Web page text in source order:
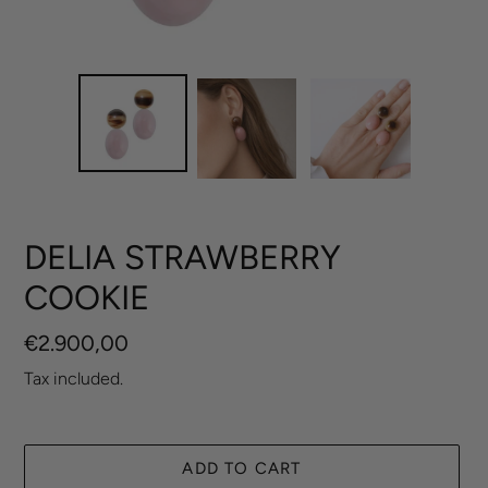
DELIA STRAWBERRY
COOKIE
Regular
price
€2.900,00
Tax included.
ADD TO CART